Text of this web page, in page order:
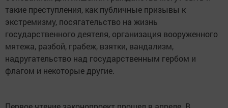
такие преступления, как публичные призывы к
экстремизму, посягательство на жизнь
государственного деятеля, организация вооруженного
мятежа, разбой, грабеж, взятки, вандализм,
надругательство над государственным гербом и
флагом и некоторые другие.